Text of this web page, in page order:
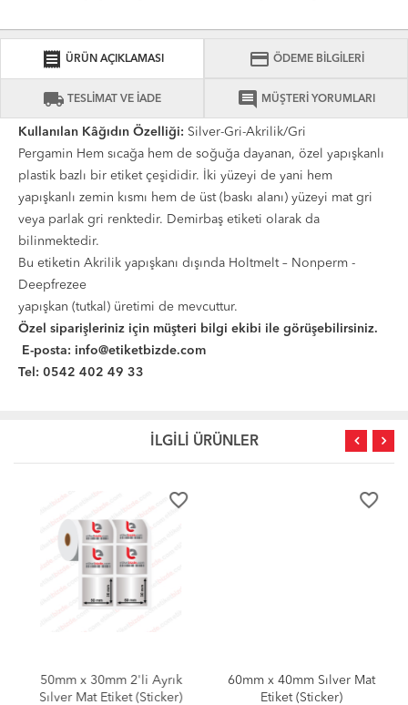
receipt ÜRÜN AÇIKLAMASI credit_card ÖDEME BİLGİLERİ
local_shipping TESLİMAT VE İADE comment MÜŞTERİ YORUMLARI
Kullanılan Kâğıdın Özelliği: Silver-Gri-Akrilik/Gri
Pergamin Hem sıcağa hem de soğuğa dayanan, özel yapışkanlı
plastik bazlı bir etiket çeşididir. İki yüzeyi de yani hem
yapışkanlı zemin kısmı hem de üst (baskı alanı) yüzeyi mat gri
veya parlak gri renktedir. Demirbaş etiketi olarak da
bilinmektedir.
Bu etiketin Akrilik yapışkanı dışında Holtmelt – Nonperm -
Deepfrezee
yapışkan (tutkal) üretimi de mevcuttur.
Özel siparişleriniz için müşteri bilgi ekibi ile görüşebilirsiniz.
E-posta: info@etiketbizde.com
Tel: 0542 402 49 33
İLGİLİ ÜRÜNLER
favorite_border
50mm x 30mm 2'li Ayrık
Sılver Mat Etiket (Sticker)
favorite_border
60mm x 40mm Sılver Mat
Etiket (Sticker)